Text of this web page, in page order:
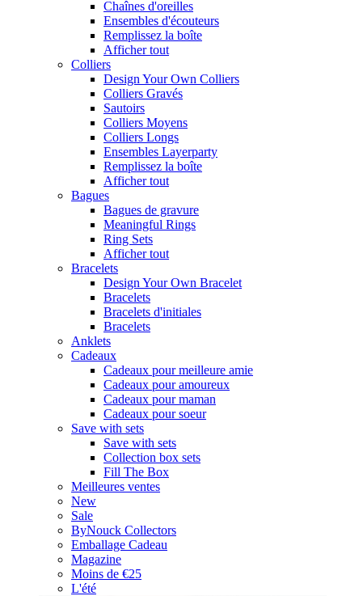
Chaînes d'oreilles
Ensembles d'écouteurs
Remplissez la boîte
Afficher tout
Colliers
Design Your Own Colliers
Colliers Gravés
Sautoirs
Colliers Moyens
Colliers Longs
Ensembles Layerparty
Remplissez la boîte
Afficher tout
Bagues
Bagues de gravure
Meaningful Rings
Ring Sets
Afficher tout
Bracelets
Design Your Own Bracelet
Bracelets
Bracelets d'initiales
Bracelets
Anklets
Cadeaux
Cadeaux pour meilleure amie
Cadeaux pour amoureux
Cadeaux pour maman
Cadeaux pour soeur
Save with sets
Save with sets
Collection box sets
Fill The Box
Meilleures ventes
New
Sale
ByNouck Collectors
Emballage Cadeau
Magazine
Moins de €25
L'été